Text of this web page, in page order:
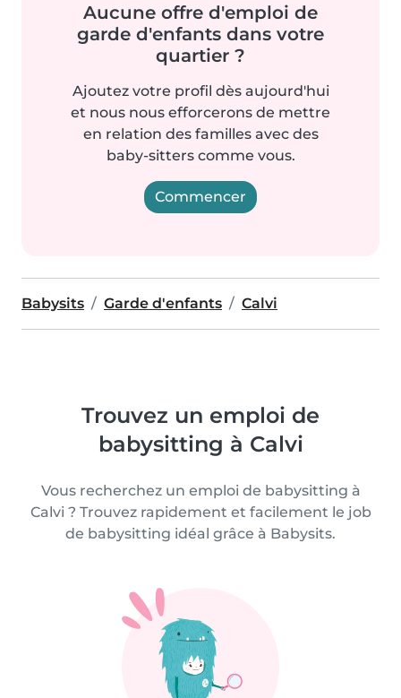
Aucune offre d'emploi de
garde d'enfants dans votre
quartier ?
Ajoutez votre profil dès aujourd'hui
et nous nous efforcerons de mettre
en relation des familles avec des
baby-sitters comme vous.
Commencer
Babysits Garde d'enfants Calvi
Trouvez un emploi de
babysitting à Calvi
Vous recherchez un emploi de babysitting à
Calvi ? Trouvez rapidement et facilement le job
de babysitting idéal grâce à Babysits.